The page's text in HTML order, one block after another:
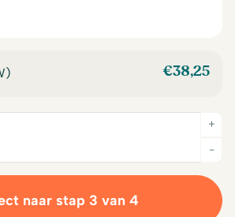
€38,25
-
+
Direct naar stap 3 van 4